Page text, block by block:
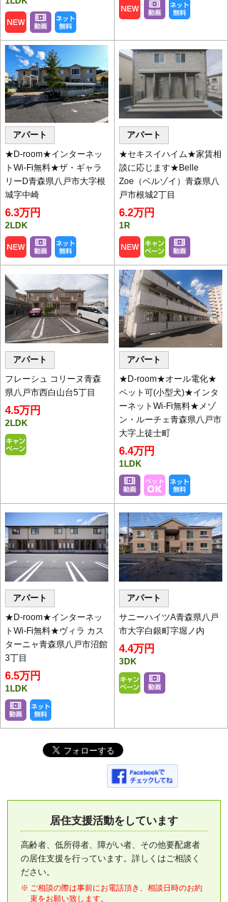
※土日は混み合いますので ご来店・内見予約
お願いいたします。
※午前中の内見予約は前日17時30分（土日は17時）ま
で要受付
八代産業チャンネル
画公開中！
チャンネル登録お願いします！
入居中の注意事項の動画はこちらです。
賃貸物件＆入居者募集中！
おかげさまで現在賃貸物件が不足しておりま
す。
アパート・マンション・一戸建等をお持ちのオ
ーナー様、八代産業までご連絡下さい。
新型コロナウイルス
感染拡大防止対策に
ついて
1.ご来店時には、原則マス
ク着用をお願いします。
2.入店時には必ず「指・
手」の消毒をお願いしま
す。 店内に消毒液を用意
いたしています。
3.お客様の体調等の告知アンケートにご記入く
ださい。
4.接客カウンターには、飛沫感染防止のためパ
ーテーションを設置いたしております。
パーテーション越しの対応となります。
アパート
★D-room★インターネッ
トWi-Fi無料★ザ・ギャラ
リーD青森県八戸市大字根
城字中崎
6.3万円
2LDK
アパート
★セキスイハイム★家賃相
談に応じます★Belle
Zoe（ベルゾイ）青森県八
戸市根城2丁目
6.2万円
1R
アパート
フレーシュ コリーヌ青森
県八戸市西白山台5丁目
4.5万円
2LDK
アパート
★D-room★オール電化★
ペット可(小型犬)★インタ
ーネットWi-Fi無料★メゾ
ン・ルーチェ青森県八戸市
大字上徒士町
6.4万円
1LDK
アパート
★D-room★インターネッ
トWi-Fi無料★ヴィラ カス
ターニャ青森県八戸市沼館
3丁目
6.5万円
1LDK
アパート
サニーハイツA青森県八戸
市大字白銀町字堀ノ内
4.4万円
3DK
居住支援活動をしています
高齢者、低所得者、障がい者、その他要配慮者
の居住支援を行っています。詳しくはご相談く
ださい。
ご相談の際は事前にお電話頂き、相談日時のお約
束をお願い致します。